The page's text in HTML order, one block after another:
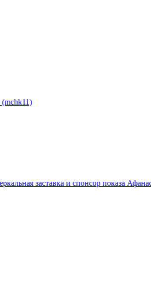
заставка и спонсор показа